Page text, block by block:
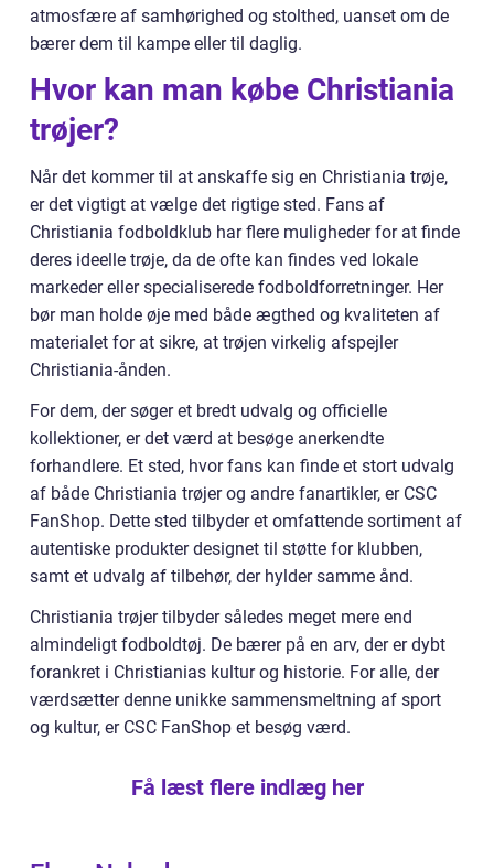
atmosfære af samhørighed og stolthed, uanset om de
bærer dem til kampe eller til daglig.
Hvor kan man købe Christiania
trøjer?
Når det kommer til at anskaffe sig en Christiania trøje,
er det vigtigt at vælge det rigtige sted. Fans af
Christiania fodboldklub har flere muligheder for at finde
deres ideelle trøje, da de ofte kan findes ved lokale
markeder eller specialiserede fodboldforretninger. Her
bør man holde øje med både ægthed og kvaliteten af
materialet for at sikre, at trøjen virkelig afspejler
Christiania-ånden.
For dem, der søger et bredt udvalg og officielle
kollektioner, er det værd at besøge anerkendte
forhandlere. Et sted, hvor fans kan finde et stort udvalg
af både Christiania trøjer og andre fanartikler, er CSC
FanShop. Dette sted tilbyder et omfattende sortiment af
autentiske produkter designet til støtte for klubben,
samt et udvalg af tilbehør, der hylder samme ånd.
Christiania trøjer tilbyder således meget mere end
almindeligt fodboldtøj. De bærer på en arv, der er dybt
forankret i Christianias kultur og historie. For alle, der
værdsætter denne unikke sammensmeltning af sport
og kultur, er CSC FanShop et besøg værd.
Få læst flere indlæg her